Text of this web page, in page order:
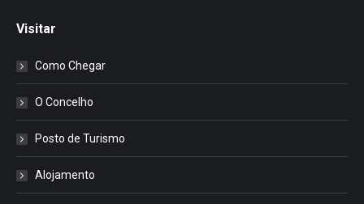
Visitar
Como Chegar
O Concelho
Posto de Turismo
Alojamento